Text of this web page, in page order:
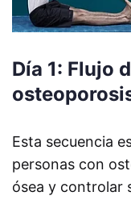
Día 1: Flujo
Esta secuencia
personas con
ósea y controlar